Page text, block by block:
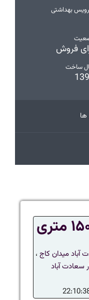
بهداشتی
فروش
ساخت
ها
آباد میدان کاج ،
سعادت آباد